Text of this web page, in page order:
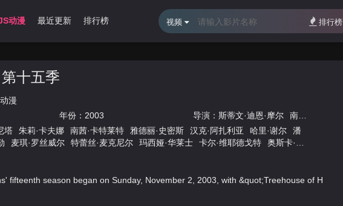
动漫 最近更新 排行榜 视频 排行榜
十五季
漫
年份： 2003 导演：斯蒂文·迪恩·摩尔 南茜·克鲁斯
塔 朱莉·卡夫娜 南茜·卡特莱特 雅德丽·史密斯 汉克·阿扎利亚 哈里·谢尔
潘
麦琪·罗丝威尔 特蕾丝·麦克尼尔 玛西娅·华莱士 卡尔·维耶德戈特
奥斯卡·德
·伯凯 威廉·丹尼尔斯 伊莎贝尔·夏弗德 迪克·特菲尔德 西蒙·考威尔 乔恩·
fifteenth season began on Sunday, November 2, 2003, with &quot;Treehouse of H